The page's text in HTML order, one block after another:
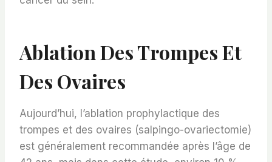
Ablation Des Trompes Et
Des Ovaires
Aujourd’hui, l’ablation prophylactique des
trompes et des ovaires (salpingo-ovariectomie)
est généralement recommandée après l’âge de